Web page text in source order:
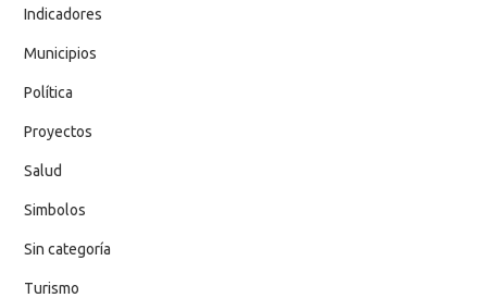
Indicadores
Municipios
Política
Proyectos
Salud
Simbolos
Sin categoría
Turismo